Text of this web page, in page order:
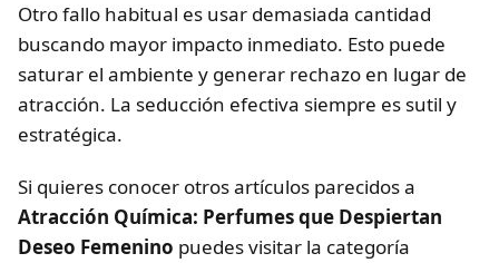
Otro fallo habitual es usar demasiada cantidad
buscando mayor impacto inmediato. Esto puede
saturar el ambiente y generar rechazo en lugar de
atracción. La seducción efectiva siempre es sutil y
estratégica.
Si quieres conocer otros artículos parecidos a
Atracción Química: Perfumes que Despiertan
Deseo Femenino puedes visitar la categoría